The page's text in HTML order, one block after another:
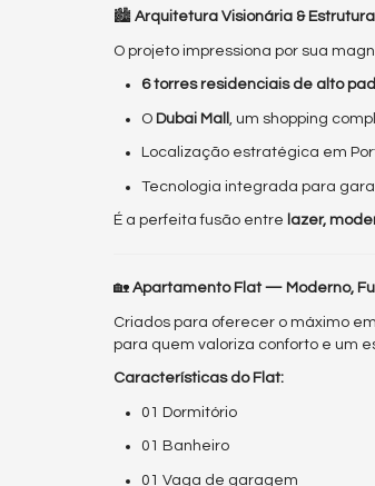
🏙️ Arquitetura Visionária &
O projeto impressiona por sua
6 torres residenciais de alto
O Dubai Mall , um shopping
Localização estratégica em
Tecnologia integrada para
É a perfeita fusão entre lazer,
🏡 Apartamento Flat — Moderno,
Criados para oferecer o máximo
para quem valoriza conforto e um
Características do Flat:
01 Dormitório
01 Banheiro
01 Vaga de garagem